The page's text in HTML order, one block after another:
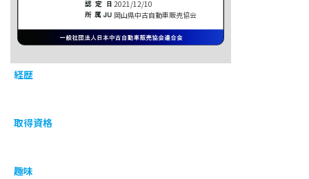
2021/12/10
岡山県中古自動車販売協会
経歴
取得資格
趣味